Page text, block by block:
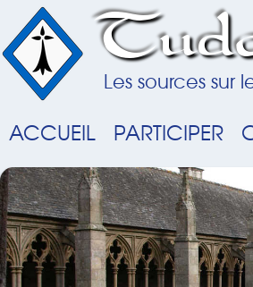
Les sources sur
ACCUEIL PARTICIPER